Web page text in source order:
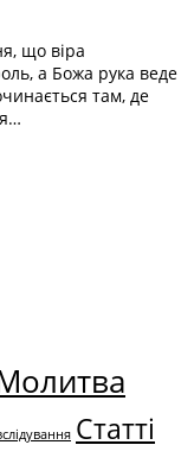
що віра
а Божа рука веде
там, де
Статті